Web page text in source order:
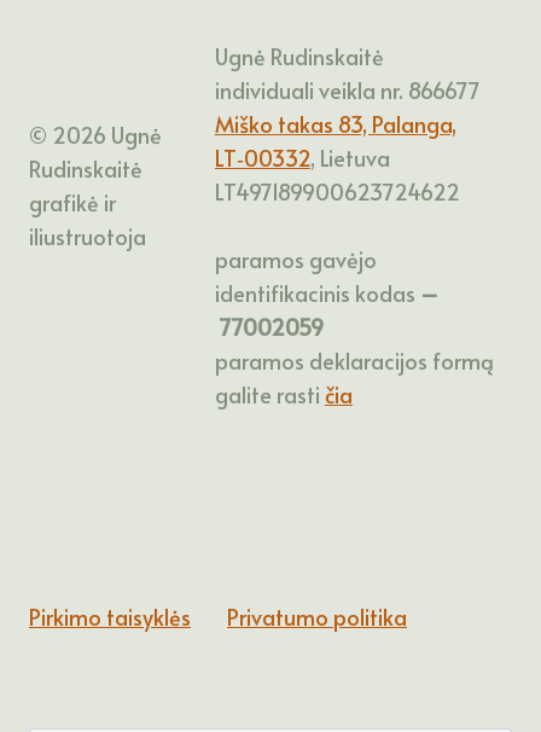
© 2026 Ugnė
Rudinskaitė
grafikė ir
iliustruotoja
Ugnė Rudinskaitė
individuali veikla nr. 866677
Miško takas 83, Palanga,
LT‑00332, Lietuva
LT497189900623724622
paramos gavėjo
identifikacinis kodas –
77002059
paramos deklaracijos formą
galite rasti čia
Pirkimo taisyklės Privatumo politika